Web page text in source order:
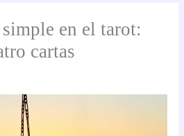
en el tarot:
cartas